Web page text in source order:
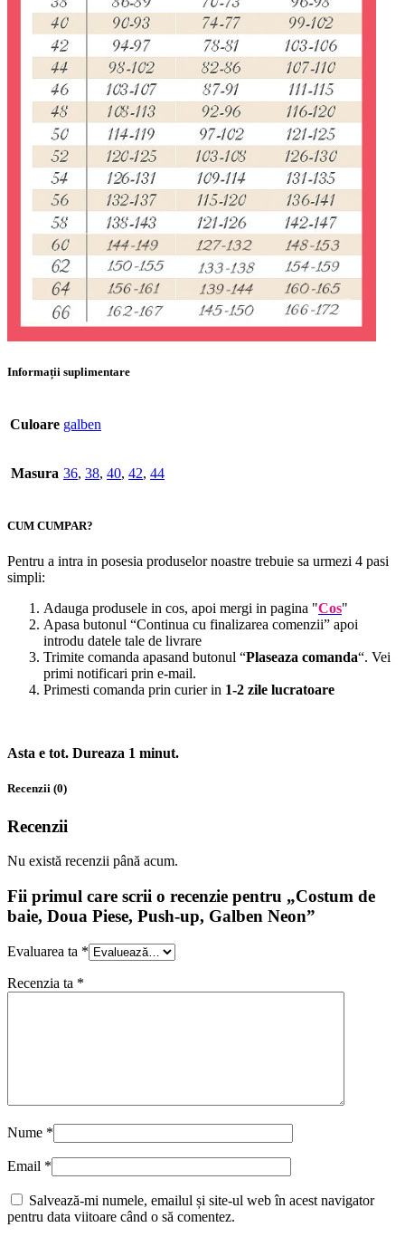
Informații suplimentare
Culoare galben
Masura 36, 38, 40, 42, 44
CUM CUMPAR?
Pentru a intra in posesia produselor noastre trebuie sa urmezi 4 pasi
simpli:
Adauga produsele in cos, apoi mergi in pagina "Cos"
Apasa butonul “Continua cu finalizarea comenzii” apoi
introdu datele tale de livrare
Trimite comanda apasand butonul “Plaseaza comanda“. Vei
primi notificari prin e-mail.
Primesti comanda prin curier in 1-2 zile lucratoare
Asta e tot. Dureaza 1 minut.
Recenzii (0)
Recenzii
Nu există recenzii până acum.
Fii primul care scrii o recenzie pentru „Costum de
baie, Doua Piese, Push-up, Galben Neon”
Evaluarea ta *
Recenzia ta *
Nume *
Email *
Salvează-mi numele, emailul și site-ul web în acest navigator
pentru data viitoare când o să comentez.